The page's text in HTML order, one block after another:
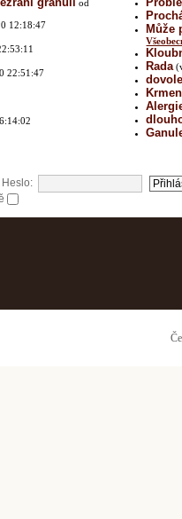
od
12:18:47
22:51:47
Může
Rada
Heslo: